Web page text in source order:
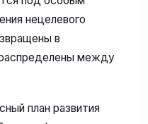
нецелевого
в
между
план развития